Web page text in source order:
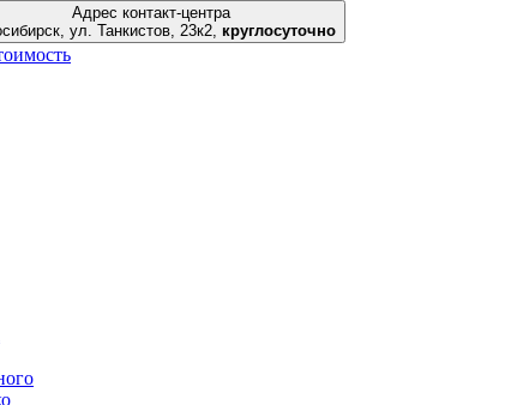
Адрес контакт-центра
Новосибирск, ул. Танкистов, 23к2, круглосуточно